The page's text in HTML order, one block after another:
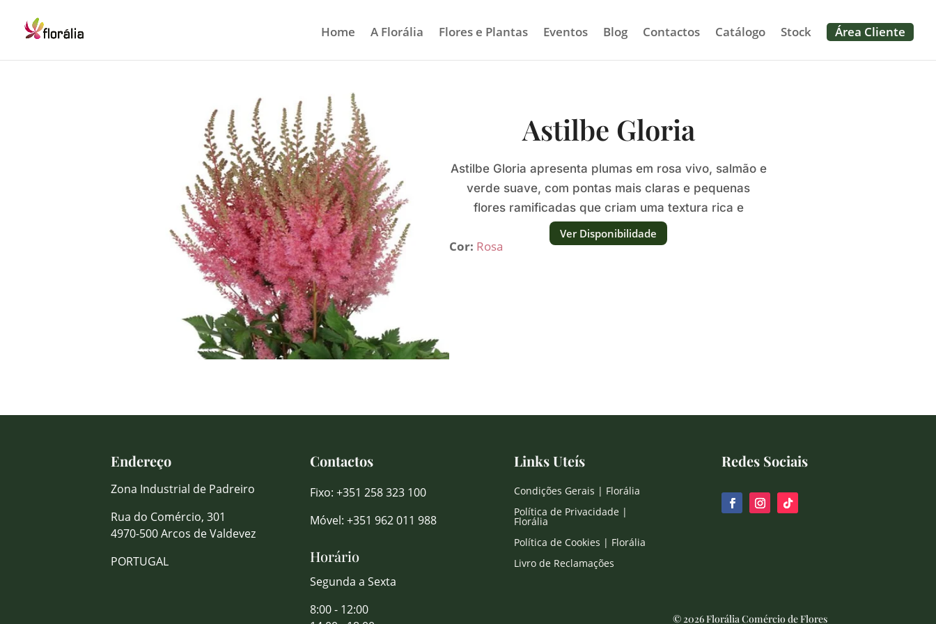
Home A Florália Flores e Plantas Eventos Blog Contactos Catálogo Stock Área Cliente
Astilbe Gloria
Astilbe Gloria apresenta plumas em rosa vivo, salmão e
verde suave, com pontas mais claras e pequenas
flores ramificadas que criam uma textura rica e
gradual.
Cor: Rosa
Ver Disponibilidade
Endereço
Zona Industrial de Padreiro
Rua do Comércio, 301
4970-500 Arcos de Valdevez
PORTUGAL
Contactos
Fixo: +351 258 323 100
Móvel: +351 962 011 988
Horário
Segunda a Sexta
8:00 - 12:00
Links Uteís
Condições Gerais | Florália
Política de Privacidade |
Florália
Política de Cookies | Florália
Livro de Reclamações
Redes Sociais
© 2026 Florália Comércio de Flores